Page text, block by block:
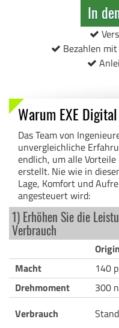
In
Bezahlen
Warum EXE
Das Team von
unvergleichliche
endlich, um alle
erstellt. Nie wie in
Lage, Komfort und
angesteuert wird:
1) Erhöhen Sie die
Verbrauch
Macht
140
Drehmoment
300
Verbrauch